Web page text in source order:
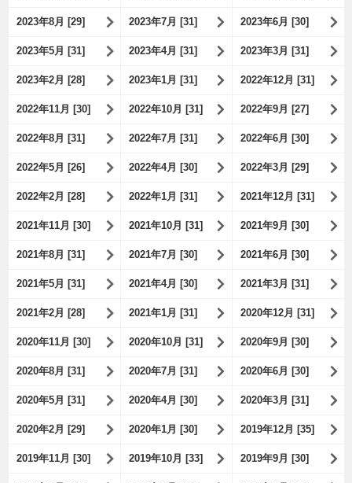
2023年8月 [29] 2023年7月 [31] 2023年6月 [30]
2023年5月 [31] 2023年4月 [31] 2023年3月 [31]
2023年2月 [28] 2023年1月 [31] 2022年12月 [31]
2022年11月 [30] 2022年10月 [31] 2022年9月 [27]
2022年8月 [31] 2022年7月 [31] 2022年6月 [30]
2022年5月 [26] 2022年4月 [30] 2022年3月 [29]
2022年2月 [28] 2022年1月 [31] 2021年12月 [31]
2021年11月 [30] 2021年10月 [31] 2021年9月 [30]
2021年8月 [31] 2021年7月 [30] 2021年6月 [30]
2021年5月 [31] 2021年4月 [30] 2021年3月 [31]
2021年2月 [28] 2021年1月 [31] 2020年12月 [31]
2020年11月 [30] 2020年10月 [31] 2020年9月 [30]
2020年8月 [31] 2020年7月 [31] 2020年6月 [30]
2020年5月 [31] 2020年4月 [30] 2020年3月 [31]
2020年2月 [29] 2020年1月 [30] 2019年12月 [35]
2019年11月 [30] 2019年10月 [33] 2019年9月 [30]